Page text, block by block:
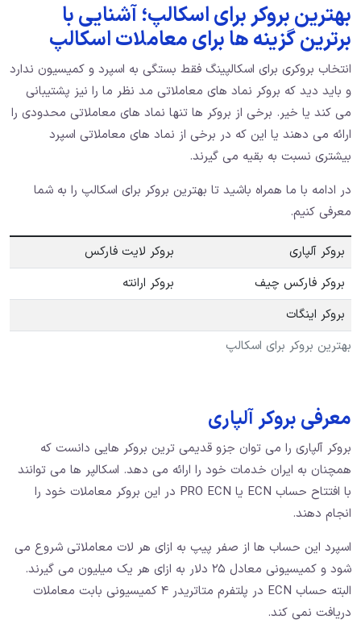
بهترین بروکر برای اسکالپ؛ آشنایی با
برترین گزینه ها برای معاملات اسکالپ
انتخاب بروکری برای اسکالپینگ فقط بستگی به اسپرد و کمیسیون ندارد
و باید دید که بروکر نماد های معاملاتی مد نظر ما را نیز پشتیبانی
می کند یا خیر. برخی از بروکر ها تنها نماد های معاملاتی محدودی را
ارائه می دهند یا این که در برخی از نماد های معاملاتی اسپرد
بیشتری نسبت به بقیه می گیرند.
در ادامه با ما همراه باشید تا بهترین بروکر برای اسکالپ را به شما
معرفی کنیم.
بهترین بروکر برای اسکالپ
بروکر آلپاری
بروکر لایت فارکس
بروکر فارکس چیف
بروکر ارانته
بروکر اینگات
معرفی بروکر آلپاری
بروکر آلپاری را می توان جزو قدیمی ترین بروکر هایی دانست که
همچنان به ایران خدمات خود را ارائه می دهد. اسکالپر ها می توانند
با افتتاح حساب ECN یا PRO ECN در این بروکر معاملات خود را
انجام دهند.
اسپرد این حساب ها از صفر پیپ به ازای هر لات معاملاتی شروع می
شود و کمیسیونی معادل ۲۵ دلار به ازای هر یک میلیون می گیرند.
البته حساب ECN در پلتفرم متاتریدر ۴ کمیسیونی بابت معاملات
دریافت نمی کند.